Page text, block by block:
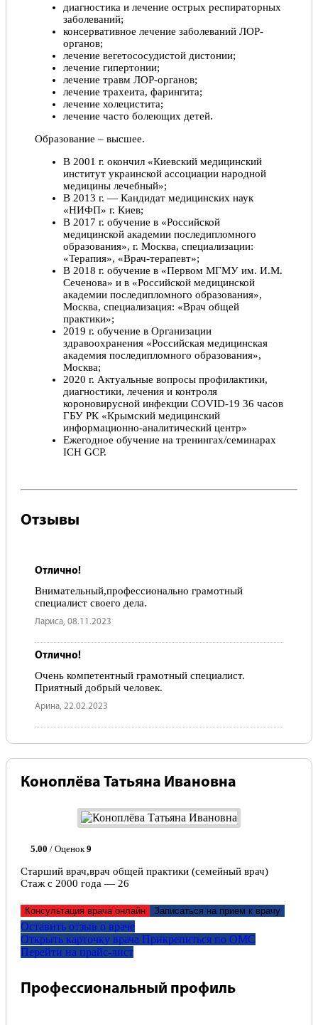
диагностика и лечение острых респираторных
заболеваний;
консервативное лечение заболеваний ЛОР-
органов;
лечение вегетососудистой дистонии;
лечение гипертонии;
лечение травм ЛОР-органов;
лечение трахеита, фарингита;
лечение холецистита;
лечение часто болеющих детей.
Образование – высшее.
В 2001 г. окончил «Киевский медицинский
институт украинской ассоциации народной
медицины лечебный»;
В 2013 г. — Кандидат медицинских наук
«НИФП» г. Киев;
В 2017 г. обучение в «Российской
медицинской академии последипломного
образования», г. Москва, специализации:
«Терапия», «Врач-терапевт»;
В 2018 г. обучение в «Первом МГМУ им. И.М.
Сеченова» и в «Российской медицинской
академии последипломного образования»,
Москва, специализация: «Врач общей
практики»;
2019 г. обучение в Организации
здравоохранения «Российская медицинская
академия последипломного образования»,
Москва;
2020 г. Актуальные вопросы профилактики,
диагностики, лечения и контроля
короновирусной инфекции COVID-19 36 часов
ГБУ РК «Крымский медицинский
информационно-аналитический центр»
Ежегодное обучение на тренингах/семинарах
ICH GCP.
Отзывы
Отлично!
Внимательный,профессионально грамотный
специалист своего дела.
Лариса, 08.11.2023
Отлично!
Очень компетентный грамотный специалист.
Приятный добрый человек.
Арина, 22.02.2023
Коноплёва Татьяна Ивановна
5.00 / Оценок9
Старший врач,врач общей практики (семейный врач)
Стаж с 2000 года — 26
Консультация врача онлайн Записаться на прием к врачу
Оставить отзыв о враче
Открыть карточку врача Прикрепитьcя по ОМС
Перейти на прайс-лист
Профессиональный профиль